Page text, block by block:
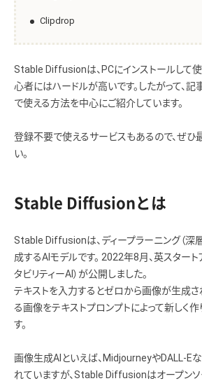
Clipdrop
Stable Diffusionは、PCにインストールして使
心者にはハードルが高いです。したがって、記
で使える方法を中心にご紹介しています。
登録不要で使えるサービスもあるので、ぜひ
い。
Stable Diffusionとは
Stable Diffusionは、ディープラーニング（深
成するAIモデルです。 2022年8月、英スター
タビリティーAI）が公開しました。
テキストを入力するとゼロから画像が生成さ
る画像をテキストプロンプトによって新しく
す。
画像生成AIといえば、MidjourneyやDALL-E
れていますが、Stable Diffusionはオープンソ